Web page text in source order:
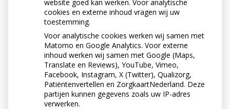
Tijdens uw zwangerschap heeft u meer kans op het
krijgen van tandvleesproblemen. Door de veranderde
activiteit van uw hormonen reageert het tandvlees
heftiger op de aanwezigheid van tandplak. Extra
aandacht voor de mondhygiëne tijdens uw
zwangerschap is dan ook zeer belangrijk. Als u alle plak
zorgvuldig verwijdert, levert uw zwangerschap geen
extra risico’s op voor het krijgen van
tandvleesontstekingen.
website goed kan werken. Voor analytische
cookies en externe inhoud vragen wij uw
toestemming.
Voor analytische cookies werken wij samen met
Matomo en Google Analytics. Voor externe
inhoud werken wij samen met Google (Maps,
Translate en Reviews), YouTube, Vimeo,
Facebook, Instagram, X (Twitter), Qualizorg,
Patiëntenvertellen en ZorgkaartNederland. Deze
partijen kunnen gegevens zoals uw IP-adres
verwerken.